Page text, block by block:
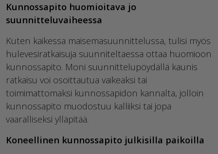
Kunnossapito huomioitava jo
suunnitteluvaiheessa
Kuten kaikessa maisemasuunnittelussa, tulisi myös
hulevesiratkaisuja suunniteltaessa ottaa huomioon
kunnossapito. Moni suunnittelupöydällä kaunis
ratkaisu voi osoittautua vaikeaksi tai
toimimattomaksi kunnossapidon kannalta, jolloin
kunnossapito muodostuu kalliiksi tai jopa
vaaralliseksi ylläpitää.
Koneellinen kunnossapito julkisilla paikoilla